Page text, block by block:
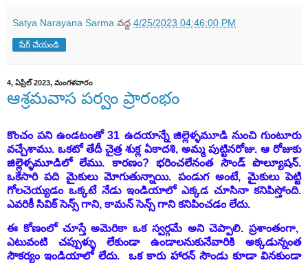
Satya Narayana Sarma వద్ద 4/25/2023 04:46:00 PM
షేర్ చేయండి
4, ఏప్రిల్ 2023, మంగళవారం
ఆశ్రమవాస పర్వం ప్రారంభం
కొంచం పని ఉండటంతో 31 ఉదయాన్నే జిల్లెళ్ళమూడి నుంచి గుంటూరు
వచ్చేశాము. ఒకటో తేదీ చైత్ర శుక్ల ఏకాదశి, అమ్మ పుట్టినరోజు. ఆ రోజుకు
జిల్లెళ్ళమూడిలో లేము. కారణం? భరించలేనంత సౌండ్ పొల్యూషన్.
ఒకేసారి పది మైకులు మోగుతున్నాయి. పండుగ అంటే, మైకులు పెట్టి
గోలచెయ్యడం ఒక్కటే నేడు ఇండియాలో ఎక్కడ చూసినా కనిపిస్తోంది.
ఎవరికీ సివిక్ సెన్స్ గాని, కామన్ సెన్స్ గాని కనిపించడం లేదు.
ఈ కోణంలో చూస్తే అమెరికా ఒక స్వర్గమే అని చెప్పాలి. ప్రశాంతంగా,
ఎటువంటి చప్పుళ్ళు లేకుండా ఉండాలనుకునేవారికి అక్కడున్నంత
సౌకర్యం ఇండియాలో లేదు. ఒక కారు హారన్ సౌండు కూడా వినకుండా